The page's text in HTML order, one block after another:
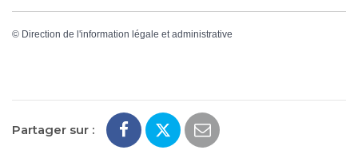
© Direction de l'information légale et administrative
Partager sur :